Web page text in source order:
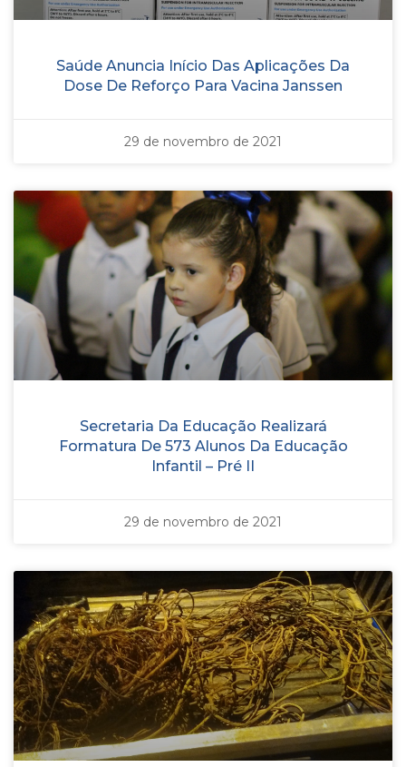
Saúde Anuncia Início Das Aplicações Da
Dose De Reforço Para Vacina Janssen
29 de novembro de 2021
Secretaria Da Educação Realizará
Formatura De 573 Alunos Da Educação
Infantil – Pré II
29 de novembro de 2021